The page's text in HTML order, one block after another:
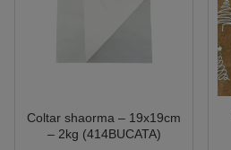
Coltar shaorma – 19x19cm
– 2kg (414BUCATA)